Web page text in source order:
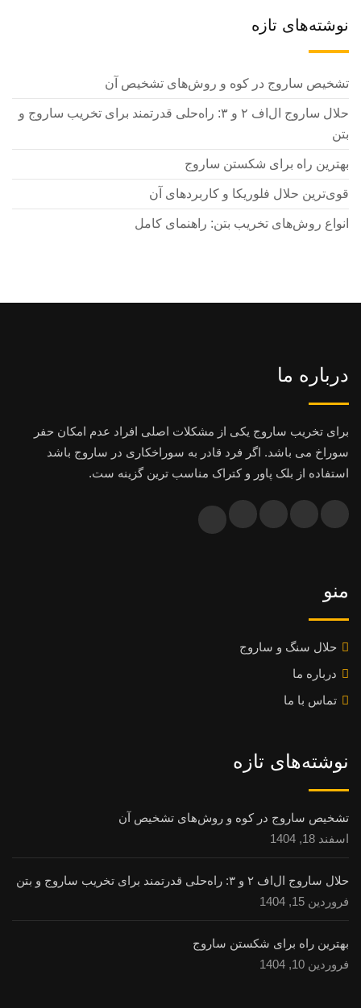
نوشته‌های تازه
تشخیص ساروج در کوه و روش‌های تشخیص آن
حلال ساروج ال‌اف ۲ و ۳: راه‌حلی قدرتمند برای تخریب ساروج و
بتن
بهترین راه برای شکستن ساروج
قوی‌ترین حلال فلوریکا و کاربردهای آن
انواع روش‌های تخریب بتن: راهنمای کامل
درباره ما
برای تخریب ساروج یکی از مشکلات اصلی افراد عدم امکان حفر
سوراخ می باشد. اگر فرد قادر به سوراخکاری در ساروج باشد
استفاده از بلک پاور و کتراک مناسب ترین گزینه ست.
منو
حلال سنگ و ساروج
درباره ما
تماس با ما
نوشته‌های تازه
تشخیص ساروج در کوه و روش‌های تشخیص آن
اسفند 18, 1404
حلال ساروج ال‌اف ۲ و ۳: راه‌حلی قدرتمند برای تخریب ساروج و بتن
فروردین 15, 1404
بهترین راه برای شکستن ساروج
فروردین 10, 1404